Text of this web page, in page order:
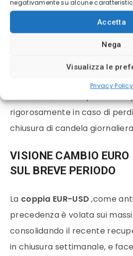
negativamente su alcune
Accetta
Nega
Visualizza le
Privacy Policy
caso in cui il rialzo si spinga
di candela oraria o daily.
Entreremo nuovamente Long
pull-back di area a 1,18,
rigorosamente in caso di
chiusura di candela
VISIONE CAMBIO EURO
SUL BREVE PERIODO
La coppia EUR-USD ,come
precedenza è volata sui
consolidando il recente
in chiusura settimanale, e